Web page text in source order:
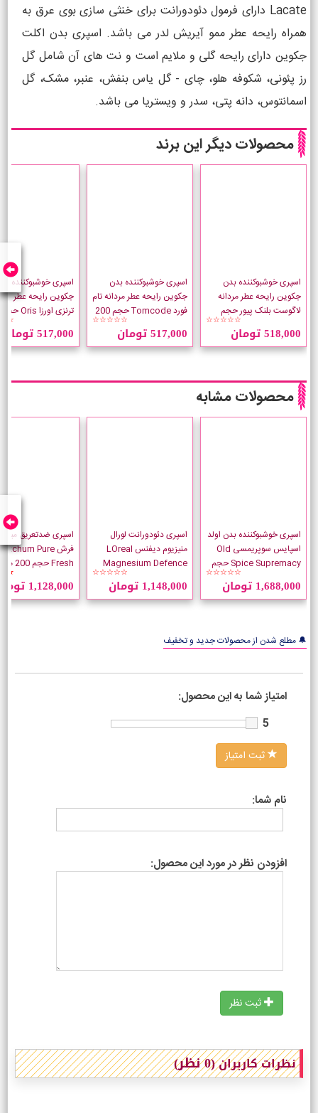
Lacate دارای فرمول دئودورانت برای خنثی سازی بوی عرق به
همراه رایحه عطر ممو آیریش لدر می باشد. اسپری بدن اکلت
جکوین دارای رایحه گلی و ملایم است و نت های آن شامل گل
رز پئونی، شکوفه هلو، چای - گل یاس بنفش، عنبر، مشک، گل
اسمانتوس، دانه پتی، سدر و ویستریا می باشد.
محصولات دیگر این برند
اسپری خوشبوکننده بدن
جکوین رایحه عطر مردانه
لاگوست بلنک پیور حجم
☆☆☆☆☆
518,000 تومان
اسپری خوشبوکننده بدن
جکوین رایحه عطر مردانه تام
فورد Tomcode حجم 200
☆☆☆☆☆
517,000 تومان
اسپری خوشبوکننده
جکوین رایحه عطر
517,000 تومان
محصولات مشابه
اسپری خوشبوکننده بدن اولد
اسپایس سوپریمسی Old
Spice Supremacy حجم
☆☆☆☆☆
1,688,000 تومان
اسپری دئودورانت لورال
منیزیوم دیفنس LOreal
Magnesium Defence
☆☆☆☆☆
1,148,000 تومان
اسپری ضدتعریق
فرش Mitchum Pure
Fresh حجم 200 میلی لیتر
1,128,000 تومان
🔔 مطلع شدن از محصولات جدید و تخفیف
امتیاز شما به این محصول:
5
ثبت امتیاز
نام شما:
افزودن نظر در مورد این محصول:
ثبت نظر
نظرات کاربران(0 نظر)